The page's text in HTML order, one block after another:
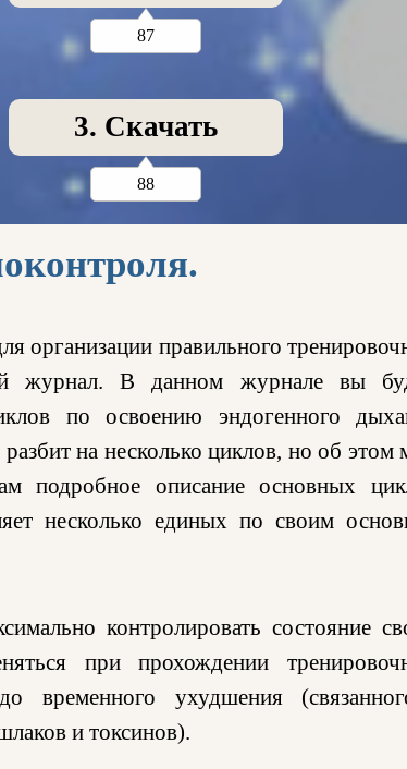
87
3. Скачать
88
организации правильного
журнал. В данном журнале вы
по освоению эндогенного
на несколько циклов, но об этом
подробное описание основных
несколько единых по своим
контролировать состояние
при прохождении
временного ухудшения
и токсинов).